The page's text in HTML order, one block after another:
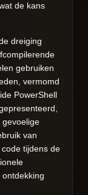
de kans
dreiging
gebruiken
vermomd
PowerShell
gevoelige
van
tijdens de